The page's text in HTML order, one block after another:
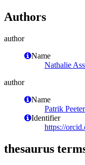
Authors
author
Name
Nathalie
author
Name
Patrik
Identifier
https://
thesaurus